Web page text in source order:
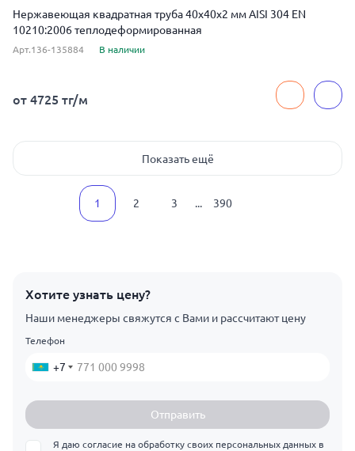
Нержавеющая квадратная труба 40x40x2 мм AISI 304 EN
10210:2006 теплодеформированная
Арт.136-135884 В наличии
от 4725 тг/м
Показать ещё
1 2 3 ... 390
Хотите узнать цену?
Наши менеджеры свяжутся с Вами и рассчитают цену
Телефон
+7
Отправить
Я даю согласие на обработку своих персональных данных в